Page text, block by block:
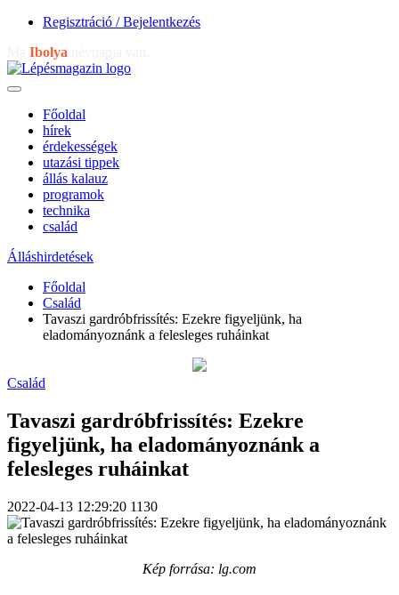
Regisztráció / Bejelentkezés
Ibolya
Főoldal
hírek
érdekességek
utazási tippek
állás kalauz
programok
technika
család
Álláshirdetések
Főoldal
Család
Tavaszi gardróbfrissítés: Ezekre figyeljünk, ha
eladományoznánk a felesleges ruháinkat
Család
Tavaszi gardróbfrissítés: Ezekre
figyeljünk, ha eladományoznánk a
felesleges ruháinkat
2022-04-13 12:29:20 1130
Kép forrása: lg.com